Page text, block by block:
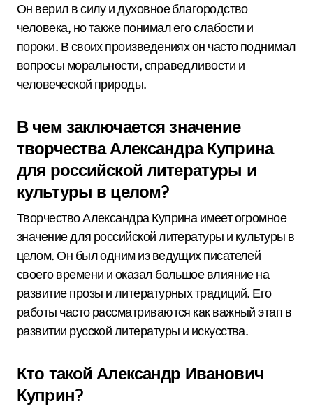
Он верил в силу и духовное благородство
человека, но также понимал его слабости и
пороки. В своих произведениях он часто поднимал
вопросы моральности, справедливости и
человеческой природы.
В чем заключается значение
творчества Александра Куприна
для российской литературы и
культуры в целом?
Творчество Александра Куприна имеет огромное
значение для российской литературы и культуры в
целом. Он был одним из ведущих писателей
своего времени и оказал большое влияние на
развитие прозы и литературных традиций. Его
работы часто рассматриваются как важный этап в
развитии русской литературы и искусства.
Кто такой Александр Иванович
Куприн?